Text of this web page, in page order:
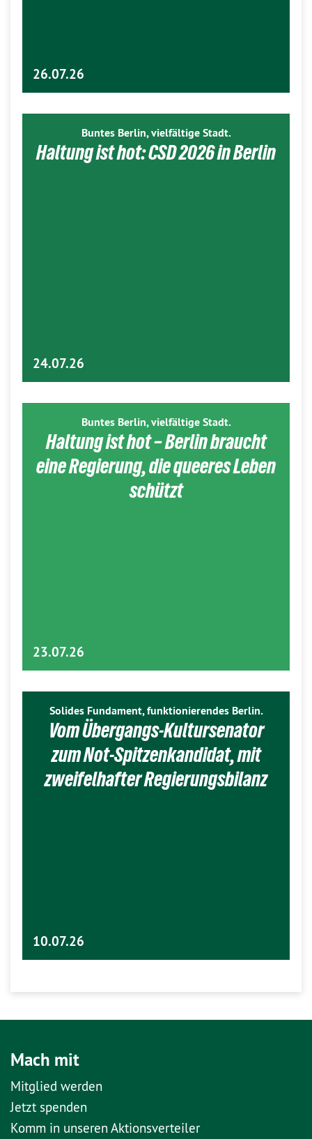
26.07.26
Buntes Berlin, vielfältige Stadt.
Haltung ist hot: CSD 2026 in Berlin
24.07.26
Buntes Berlin, vielfältige Stadt.
Haltung ist hot – Berlin braucht
eine Regierung, die queeres Leben
schützt
23.07.26
Solides Fundament, funktionierendes Berlin.
Vom Übergangs-Kultursenator
zum Not-Spitzenkandidat, mit
zweifelhafter Regierungsbilanz
10.07.26
Mach mit
Mitglied werden
Jetzt spenden
Komm in unseren Aktionsverteiler